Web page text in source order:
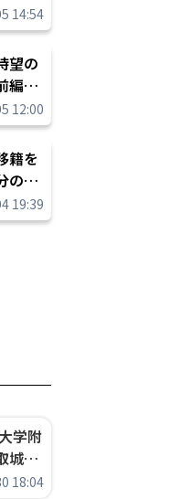
ート
14:54
望の
編）
もの
やり
12:00
籍を
のエ
め
」
19:39
学附
城北
阜女
18:04